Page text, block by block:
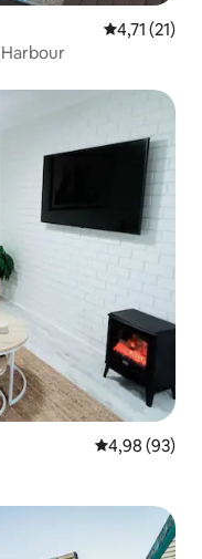
Średnia
4,71 (21)
Średnia
4,98 (93)